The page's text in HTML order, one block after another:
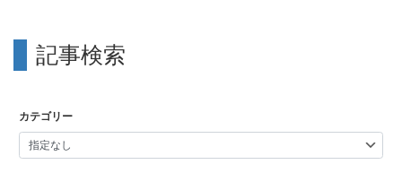
記事検索
カテゴリー